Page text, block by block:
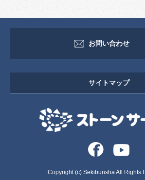
お問い合わせ
サイトマップ
HOME
新着情報
イベント・セミナー情報
Copyright (c) Sekibunsha All Rights